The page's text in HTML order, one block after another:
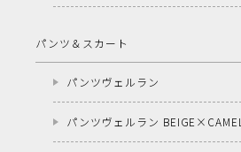
パンツ＆スカート
パンツヴェルラン
パンツヴェルラン BEIGE×CAMEL